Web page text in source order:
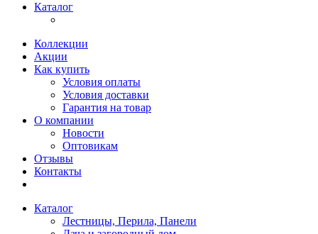
Каталог
Коллекции
Акции
Как купить
Условия оплаты
Условия доставки
Гарантия на товар
О компании
Новости
Оптовикам
Отзывы
Контакты
Каталог
Лестницы, Перила, Панели